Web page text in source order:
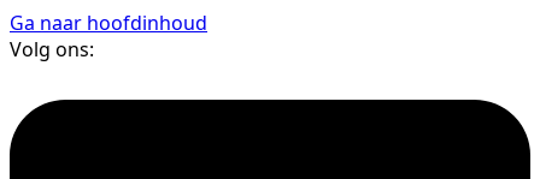
Ga naar hoofdinhoud
Volg ons: